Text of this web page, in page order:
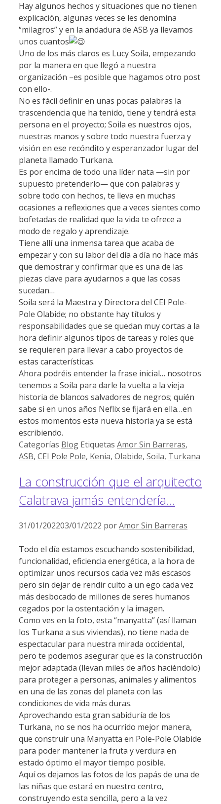
Hay algunos hechos y situaciones que no tienen
explicación, algunas veces se les denomina
“milagros” y en la andadura de ASB ya llevamos
unos cuantos
Uno de los más claros es Lucy Soila, empezando
por la manera en que llegó a nuestra
organización –es posible que hagamos otro post
con ello-.
No es fácil definir en unas pocas palabras la
trascendencia que ha tenido, tiene y tendrá esta
persona en el proyecto; Soila es nuestros ojos,
nuestras manos y sobre todo nuestra fuerza y
visión en ese recóndito y esperanzador lugar del
planeta llamado Turkana.
Es por encima de todo una líder nata —sin por
supuesto pretenderlo— que con palabras y
sobre todo con hechos, te lleva en muchas
ocasiones a reflexiones que a veces sientes como
bofetadas de realidad que la vida te ofrece a
modo de regalo y aprendizaje.
Tiene allí una inmensa tarea que acaba de
empezar y con su labor del día a día no hace más
que demostrar y confirmar que es una de las
piezas clave para ayudarnos a que las cosas
sucedan…
Soila será la Maestra y Directora del CEI Pole-
Pole Olabide; no obstante hay títulos y
responsabilidades que se quedan muy cortas a la
hora definir algunos tipos de tareas y roles que
se requieren para llevar a cabo proyectos de
estas características.
Ahora podréis entender la frase inicial… nosotros
tenemos a Soila para darle la vuelta a la vieja
historia de blancos salvadores de negros; quién
sabe si en unos años Neflix se fijará en ella…en
estos momentos esta nueva historia ya se está
escribiendo.
Categorías Blog Etiquetas Amor Sin Barreras,
ASB, CEI Pole Pole, Kenia, Olabide, Soila, Turkana
La construcción que el arquitecto
Calatrava jamás entendería…
31/01/202203/01/2022 porAmor Sin Barreras
Todo el día estamos escuchando sostenibilidad,
funcionalidad, eficiencia energética, a la hora de
optimizar unos recursos cada vez más escasos
pero sin dejar de rendir culto a un ego cada vez
más desbocado de millones de seres humanos
cegados por la ostentación y la imagen.
Como ves en la foto, esta “manyatta” (así llaman
los Turkana a sus viviendas), no tiene nada de
espectacular para nuestra mirada occidental,
pero te podemos asegurar que es la construcción
mejor adaptada (llevan miles de años haciéndolo)
para proteger a personas, animales y alimentos
en una de las zonas del planeta con las
condiciones de vida más duras.
Aprovechando esta gran sabiduría de los
Turkana, no se nos ha ocurrido mejor manera,
que construir una Manyatta en Pole-Pole Olabide
para poder mantener la fruta y verdura en
estado óptimo el mayor tiempo posible.
Aquí os dejamos las fotos de los papás de una de
las niñas que estará en nuestro centro,
construyendo esta sencilla, pero a la vez